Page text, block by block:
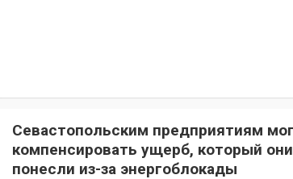
Севастопольским предприятиям
компенсировать ущерб, который они
понесли из-за энергоблокады